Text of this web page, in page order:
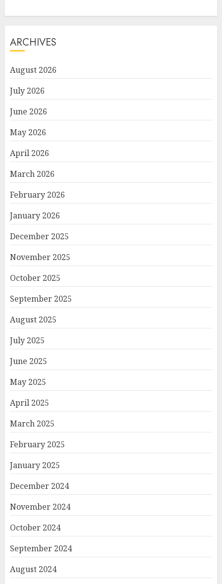
ARCHIVES
August 2026
July 2026
June 2026
May 2026
April 2026
March 2026
February 2026
January 2026
December 2025
November 2025
October 2025
September 2025
August 2025
July 2025
June 2025
May 2025
April 2025
March 2025
February 2025
January 2025
December 2024
November 2024
October 2024
September 2024
August 2024